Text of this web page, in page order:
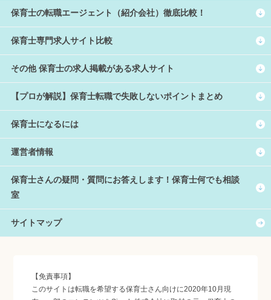
保育士の転職エージェント（紹介会社）徹底比較！
保育士専門求人サイト比較
その他 保育士の求人掲載がある求人サイト
【プロが解説】保育士転職で失敗しないポイントまとめ
保育士になるには
運営者情報
保育士さんの疑問・質問にお答えします！保育士何でも相談
室
サイトマップ
【免責事項】
このサイトは転職を希望する保育士さん向けに2020年10月現